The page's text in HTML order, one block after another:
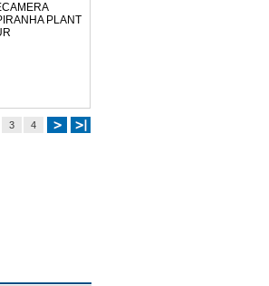
PLANT
3 4